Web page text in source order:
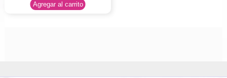
Agregar al carrito